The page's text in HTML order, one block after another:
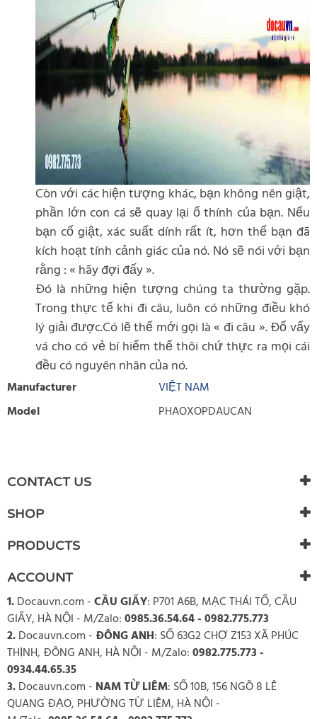
Còn với các hiện tượng khác, bạn không nên giật,
phần lớn con cá sẽ quay lại ổ thính của bạn. Nếu
bạn cố giật, xác suất dính rất ít, hơn thế bạn đã
kích hoạt tính cảnh giác của nó. Nó sẽ nói với bạn
rằng : « hãy đợi đấy ».
Đó là những hiện tượng chúng ta thường gặp.
Trong thực tế khi đi câu, luôn có những điều khó
lý giải được.Có lẽ thế mới gọi là « đi câu ». Đổ vấy
vá cho có vẻ bí hiểm thế thôi chứ thực ra mọi cái
đều có nguyên nhân của nó.
Manufacturer
VIỆT NAM
Model
PHAOXOPDAUCAN
There are currently no product reviews. Be the first who write
review
CONTACT US
SHOP
PRODUCTS
ACCOUNT
1.Docauvn.com -CẦU GIẤY: P701 A6B, MẠC THÁI TỔ, CẦU
GIẤY, HÀ NỘI - M/Zalo:0985.36.54.64 - 0982.775.773
2.Docauvn.com - ĐÔNG ANH: SỐ 63G2 CHỢ Z153 XÃ PHÚC
THỊNH, ĐÔNG ANH, HÀ NỘI - M/Zalo:0982.775.773 -
0934.44.65.35
3.Docauvn.com - NAM TỪ LIÊM: SỐ 10B, 156 NGÕ 8 LÊ
QUANG ĐẠO, PHƯỜNG TỪ LIÊM, HÀ NỘI -